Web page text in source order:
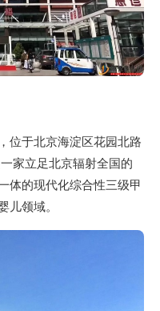
位于北京海淀区花园北路
家立足北京辐射全国的
体的现代化综合性三级甲
儿领域。